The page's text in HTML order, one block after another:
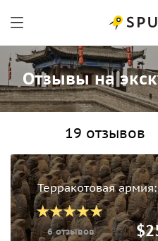
Отзывы на
19 отзывов
Терракотовая
6 отзывов